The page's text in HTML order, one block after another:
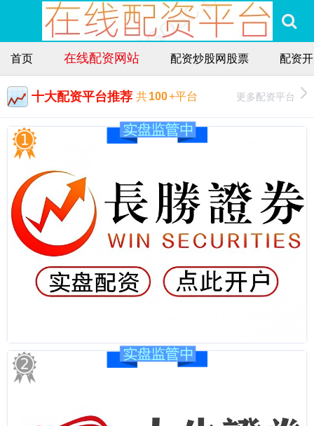
首页 在线配资网站 配资炒股网股票 配资
十大配资平台推荐 共100+平台 更多配资平台